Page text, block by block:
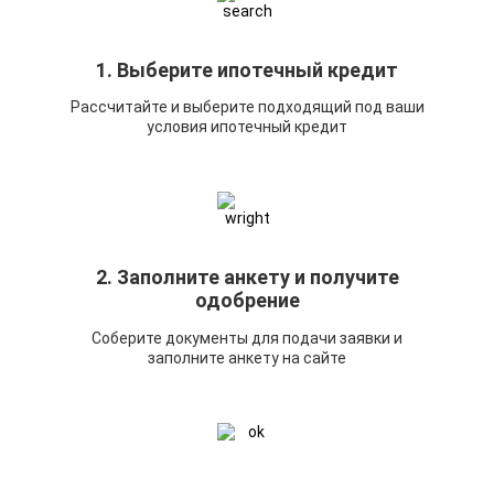
1. Выберите ипотечный кредит
Рассчитайте и выберите подходящий под ваши
условия ипотечный кредит
2. Заполните анкету и получите
одобрение
Соберите документы для подачи заявки и
заполните анкету на сайте